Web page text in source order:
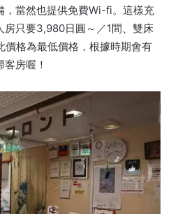
，當然也提供免費Wi-fi。這樣充
房只要3,980日圓～／1間、雙床
價格為最低價格，根據時期會有
房喔！